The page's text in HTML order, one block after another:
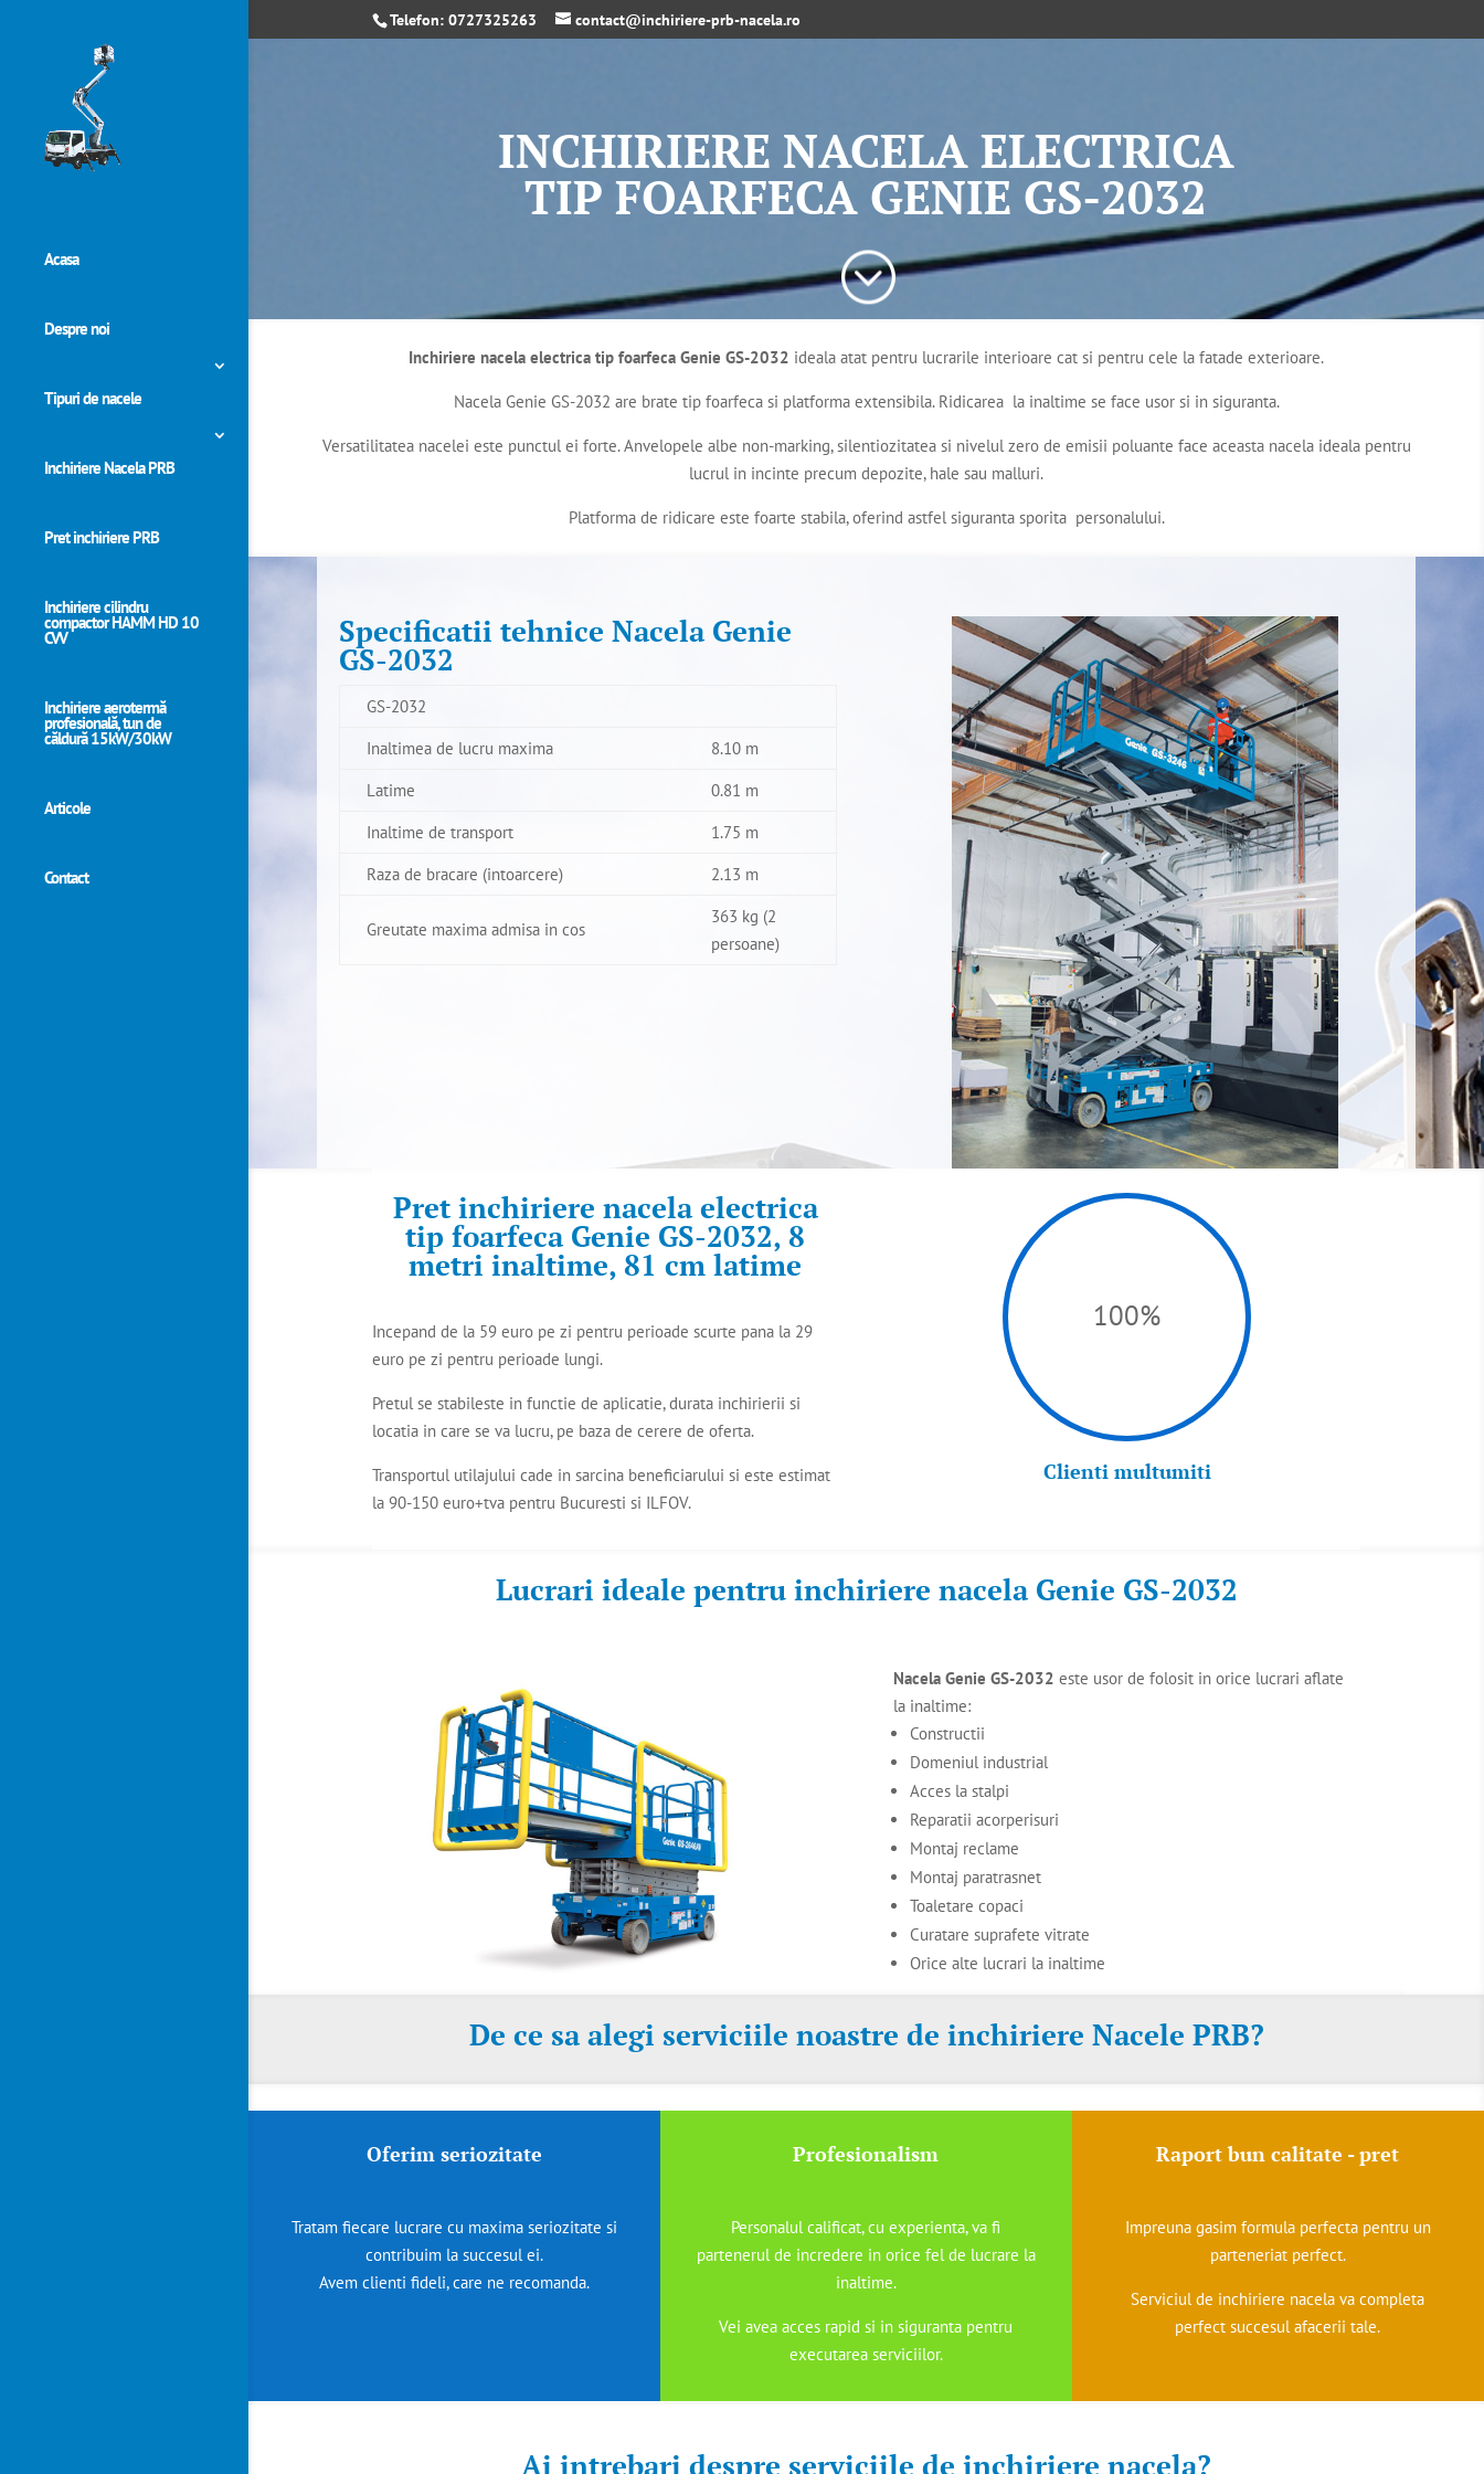
Telefon: 0727325263 contact@inchiriere-prb-nacela.ro
Acasa
Despre noi
Tipuri de nacele
Inchiriere Nacela PRB
Pret inchiriere PRB
Inchiriere cilindru
compactor HAMM HD 10
CVV
Inchiriere aerotermă
profesională, tun de
căldură 15kW/30kW
Articole
Contact
INCHIRIERE NACELA ELECTRICA
TIP FOARFECA GENIE GS-2032
;
Inchiriere nacela electrica tip foarfeca Genie GS-2032 ideala atat pentru lucrarile interioare cat si pentru cele la fatade exterioare.
Nacela Genie GS-2032 are brate tip foarfeca si platforma extensibila. Ridicarea la inaltime se face usor si in siguranta.
Versatilitatea nacelei este punctul ei forte. Anvelopele albe non-marking, silentiozitatea si nivelul zero de emisii poluante face aceasta nacela ideala pentru
lucrul in incinte precum depozite, hale sau malluri.
Platforma de ridicare este foarte stabila, oferind astfel siguranta sporita personalului.
Specificatii tehnice Nacela Genie
GS-2032
GS-2032
Inaltimea de lucru maxima
8.10 m
Latime
0.81 m
Inaltime de transport
1.75 m
Raza de bracare (intoarcere)
2.13 m
Greutate maxima admisa in cos
363 kg (2
persoane)
Pret inchiriere nacela electrica
tip foarfeca Genie GS-2032, 8
metri inaltime, 81 cm latime
Incepand de la 59 euro pe zi pentru perioade scurte pana la 29
euro pe zi pentru perioade lungi.
Pretul se stabileste in functie de aplicatie, durata inchirierii si
locatia in care se va lucru, pe baza de cerere de oferta.
Transportul utilajului cade in sarcina beneficiarului si este estimat
la 90-150 euro+tva pentru Bucuresti si ILFOV.
100%
Clienti multumiti
Lucrari ideale pentru inchiriere nacela Genie GS-2032
Nacela Genie GS-2032este usor de folosit in orice lucrari aflate
la inaltime:
Constructii
Domeniul industrial
Acces la stalpi
Reparatii acorperisuri
Montaj reclame
Montaj paratrasnet
Toaletare copaci
Curatare suprafete vitrate
Orice alte lucrari la inaltime
De ce sa alegi serviciile noastre de inchiriere Nacele PRB?
Oferim seriozitate
Tratam fiecare lucrare cu maxima seriozitate si
contribuim la succesul ei.
Avem clienti fideli, care ne recomanda.
Profesionalism
Personalul calificat, cu experienta, va fi
partenerul de incredere in orice fel de lucrare la
inaltime.
Vei avea acces rapid si in siguranta pentru
executarea serviciilor.
Raport bun calitate - pret
Impreuna gasim formula perfecta pentru un
parteneriat perfect.
Serviciul de inchiriere nacela va completa
perfect succesul afacerii tale.
Ai intrebari despre serviciile de inchiriere nacela?